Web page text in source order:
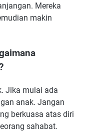
Mereka
makin
Jika mulai ada
anak. Jangan
berkuasa atas diri
sahabat.